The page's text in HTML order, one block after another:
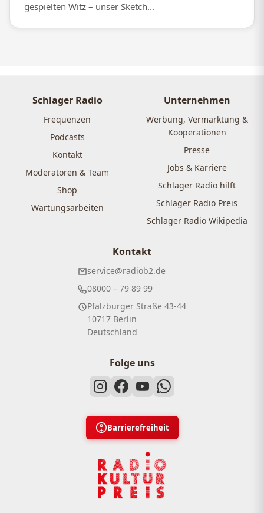
gespielten Witz – unser Sketch...
Schlager Radio
Frequenzen
Podcasts
Kontakt
Moderatoren & Team
Shop
Wartungsarbeiten
Unternehmen
Werbung, Vermarktung &
Kooperationen
Presse
Jobs & Karriere
Schlager Radio hilft
Schlager Radio Preis
Schlager Radio Wikipedia
Kontakt
service@radiob2.de
08000 – 79 89 99
Pfalzburger Straße 43-44
10717 Berlin
Deutschland
Folge uns
Barrierefreiheit